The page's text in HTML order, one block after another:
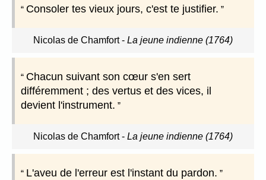
Consoler tes vieux jours, c'est te justifier.
Nicolas de Chamfort- La jeune indienne (1764)
Chacun suivant son cœur s'en sert
différemment ; des vertus et des vices, il
devient l'instrument.
Nicolas de Chamfort- La jeune indienne (1764)
L'aveu de l'erreur est l'instant du pardon.